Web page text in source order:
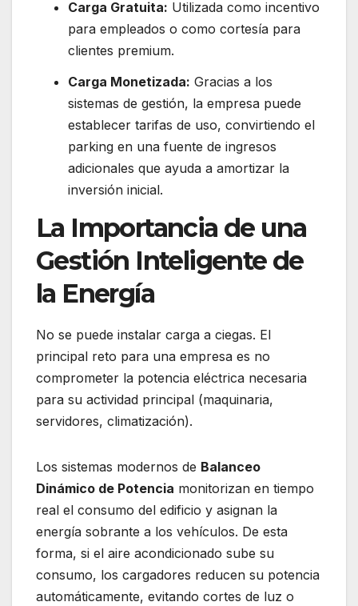
Carga Gratuita: Utilizada como incentivo
para empleados o como cortesía para
clientes premium.
Carga Monetizada: Gracias a los
sistemas de gestión, la empresa puede
establecer tarifas de uso, convirtiendo el
parking en una fuente de ingresos
adicionales que ayuda a amortizar la
inversión inicial.
La Importancia de una
Gestión Inteligente de
la Energía
No se puede instalar carga a ciegas. El
principal reto para una empresa es no
comprometer la potencia eléctrica necesaria
para su actividad principal (maquinaria,
servidores, climatización).
Los sistemas modernos de Balanceo
Dinámico de Potencia monitorizan en tiempo
real el consumo del edificio y asignan la
energía sobrante a los vehículos. De esta
forma, si el aire acondicionado sube su
consumo, los cargadores reducen su potencia
automáticamente, evitando cortes de luz o